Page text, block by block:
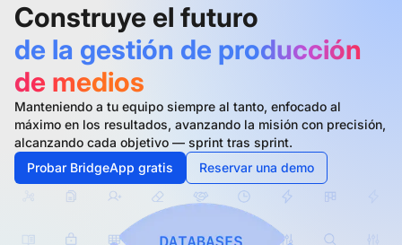
Construye el futuro
de la gestión de producción
de medios
Manteniendo a tu equipo siempre al tanto, enfocado al
máximo en los resultados, avanzando la misión con precisión,
alcanzando cada objetivo — sprint tras sprint.
Probar BridgeApp gratis
Reservar una demo